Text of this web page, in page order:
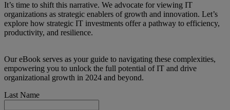
It’s time to shift this narrative. We advocate for viewing IT
organizations as strategic enablers of growth and innovation. Let’s
explore how strategic IT investments offer a pathway to efficiency,
productivity, and resilience.
Our eBook serves as your guide to navigating these complexities,
empowering you to unlock the full potential of IT and drive
organizational growth in 2024 and beyond.
Last Name